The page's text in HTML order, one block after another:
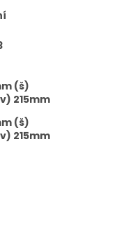
(š)
215mm
(š)
215mm